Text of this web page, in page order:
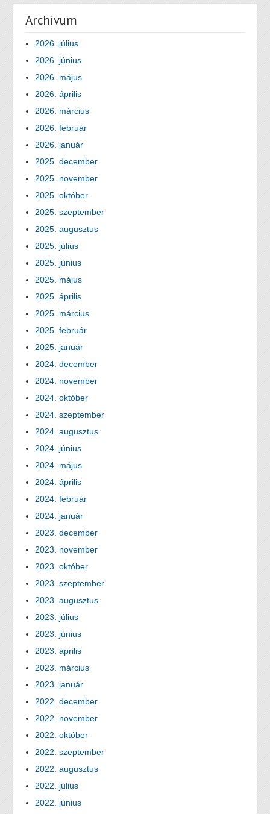
Archívum
2026. július
2026. június
2026. május
2026. április
2026. március
2026. február
2026. január
2025. december
2025. november
2025. október
2025. szeptember
2025. augusztus
2025. július
2025. június
2025. május
2025. április
2025. március
2025. február
2025. január
2024. december
2024. november
2024. október
2024. szeptember
2024. augusztus
2024. június
2024. május
2024. április
2024. február
2024. január
2023. december
2023. november
2023. október
2023. szeptember
2023. augusztus
2023. július
2023. június
2023. április
2023. március
2023. január
2022. december
2022. november
2022. október
2022. szeptember
2022. augusztus
2022. július
2022. június